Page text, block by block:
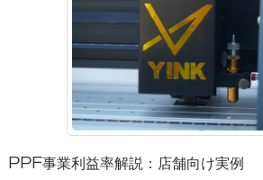
PPF事業利益率解説：店舗向け実例